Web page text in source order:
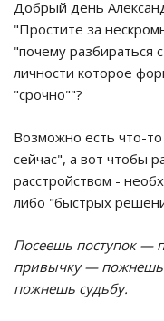
Добрый день
"Простите за
"почему разбираться
личности которое
"срочно""?
Возможно есть что-
сейчас", а вот чтобы
расстройством -
либо "быстрых
Посеешь поступок —
привычку — пожнешь
пожнешь судьбу.